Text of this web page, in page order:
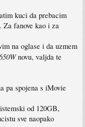
kuci da prebacim
fanove kao i za
na oglase i da uzmem
novu, valjda te
pa spojena s iMovie
od 120GB,
sve naopako